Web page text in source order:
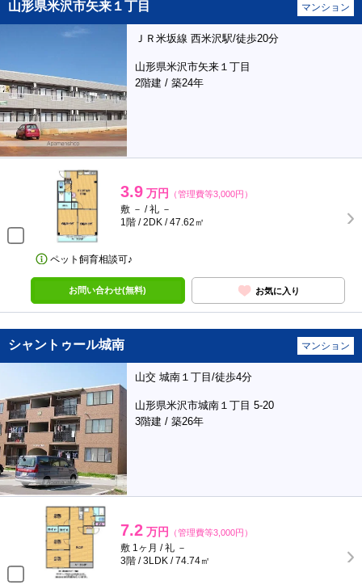
山形県米沢市矢来１丁目 マンション
ＪＲ米坂線 西米沢駅/徒歩20分
山形県米沢市矢来１丁目
2階建 / 築24年
3.9 万円 （管理費等3,000円）
敷 － / 礼 －
1階 / 2DK / 47.62㎡
ペット飼育相談可♪
お問い合わせ(無料) お気に入り
シャントゥール城南 マンション
山交 城南１丁目/徒歩4分
山形県米沢市城南１丁目 5-20
3階建 / 築26年
7.2 万円 （管理費等3,000円）
敷 1ヶ月 / 礼 －
3階 / 3LDK / 74.74㎡